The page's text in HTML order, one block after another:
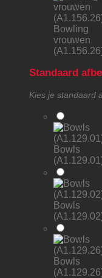
Bowling
vrouwen
Standaard
Kies je standaard
Bowls
Bowls
Bowls